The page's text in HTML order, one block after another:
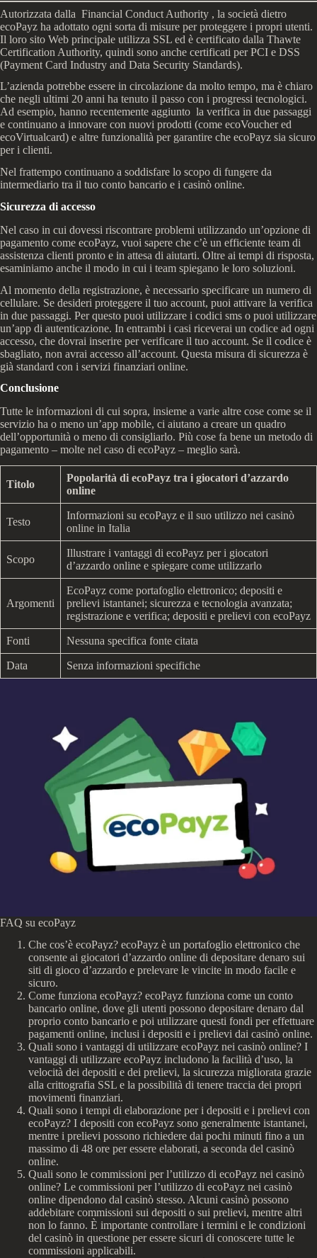
Autorizzata dalla Financial Conduct Authority , la società dietro
ecoPayz ha adottato ogni sorta di misure per proteggere i propri utenti.
Il loro sito Web principale utilizza SSL ed è certificato dalla Thawte
Certification Authority, quindi sono anche certificati per PCI e DSS
(Payment Card Industry and Data Security Standards).
L’azienda potrebbe essere in circolazione da molto tempo, ma è chiaro
che negli ultimi 20 anni ha tenuto il passo con i progressi tecnologici.
Ad esempio, hanno recentemente aggiunto la verifica in due passaggi
e continuano a innovare con nuovi prodotti (come ecoVoucher ed
ecoVirtualcard) e altre funzionalità per garantire che ecoPayz sia sicuro
per i clienti.
Nel frattempo continuano a soddisfare lo scopo di fungere da
intermediario tra il tuo conto bancario e i casinò online.
Sicurezza di accesso
Nel caso in cui dovessi riscontrare problemi utilizzando un’opzione di
pagamento come ecoPayz, vuoi sapere che c’è un efficiente team di
assistenza clienti pronto e in attesa di aiutarti. Oltre ai tempi di risposta,
esaminiamo anche il modo in cui i team spiegano le loro soluzioni.
Al momento della registrazione, è necessario specificare un numero di
cellulare. Se desideri proteggere il tuo account, puoi attivare la verifica
in due passaggi. Per questo puoi utilizzare i codici sms o puoi utilizzare
un’app di autenticazione. In entrambi i casi riceverai un codice ad ogni
accesso, che dovrai inserire per verificare il tuo account. Se il codice è
sbagliato, non avrai accesso all’account. Questa misura di sicurezza è
già standard con i servizi finanziari online.
Conclusione
Tutte le informazioni di cui sopra, insieme a varie altre cose come se il
servizio ha o meno un’app mobile, ci aiutano a creare un quadro
dell’opportunità o meno di consigliarlo. Più cose fa bene un metodo di
pagamento – molte nel caso di ecoPayz – meglio sarà.
Titolo
Popolarità di ecoPayz tra i giocatori d’azzardo
online
Testo
Informazioni su ecoPayz e il suo utilizzo nei casinò
online in Italia
Scopo
Illustrare i vantaggi di ecoPayz per i giocatori
d’azzardo online e spiegare come utilizzarlo
Argomenti
EcoPayz come portafoglio elettronico; depositi e
prelievi istantanei; sicurezza e tecnologia avanzata;
registrazione e verifica; depositi e prelievi con ecoPayz
Fonti Nessuna specifica fonte citata
Data Senza informazioni specifiche
FAQ su ecoPayz
Che cos’è ecoPayz? ecoPayz è un portafoglio elettronico che
consente ai giocatori d’azzardo online di depositare denaro sui
siti di gioco d’azzardo e prelevare le vincite in modo facile e
sicuro.
Come funziona ecoPayz? ecoPayz funziona come un conto
bancario online, dove gli utenti possono depositare denaro dal
proprio conto bancario e poi utilizzare questi fondi per effettuare
pagamenti online, inclusi i depositi e i prelievi dai casinò online.
Quali sono i vantaggi di utilizzare ecoPayz nei casinò online? I
vantaggi di utilizzare ecoPayz includono la facilità d’uso, la
velocità dei depositi e dei prelievi, la sicurezza migliorata grazie
alla crittografia SSL e la possibilità di tenere traccia dei propri
movimenti finanziari.
Quali sono i tempi di elaborazione per i depositi e i prelievi con
ecoPayz? I depositi con ecoPayz sono generalmente istantanei,
mentre i prelievi possono richiedere dai pochi minuti fino a un
massimo di 48 ore per essere elaborati, a seconda del casinò
online.
Quali sono le commissioni per l’utilizzo di ecoPayz nei casinò
online? Le commissioni per l’utilizzo di ecoPayz nei casinò
online dipendono dal casinò stesso. Alcuni casinò possono
addebitare commissioni sui depositi o sui prelievi, mentre altri
non lo fanno. È importante controllare i termini e le condizioni
del casinò in questione per essere sicuri di conoscere tutte le
commissioni applicabili.